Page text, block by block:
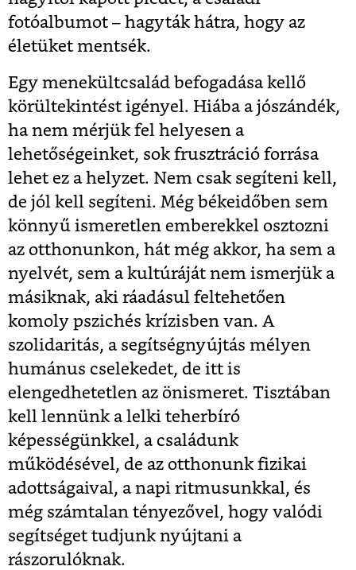
fotóalbumot – hagyták hátra, hogy az
életüket mentsék.
Egy menekültcsalád befogadása kellő
körültekintést igényel. Hiába a jószándék,
ha nem mérjük fel helyesen a
lehetőségeinket, sok frusztráció forrása
lehet ez a helyzet. Nem csak segíteni kell,
de jól kell segíteni. Még békeidőben sem
könnyű ismeretlen emberekkel osztozni
az otthonunkon, hát még akkor, ha sem a
nyelvét, sem a kultúráját nem ismerjük a
másiknak, aki ráadásul feltehetően
komoly pszichés krízisben van. A
szolidaritás, a segítségnyújtás mélyen
humánus cselekedet, de itt is
elengedhetetlen az önismeret. Tisztában
kell lennünk a lelki teherbíró
képességünkkel, a családunk
működésével, de az otthonunk fizikai
adottságaival, a napi ritmusunkkal, és
még számtalan tényezővel, hogy valódi
segítséget tudjunk nyújtani a
rászorulóknak.